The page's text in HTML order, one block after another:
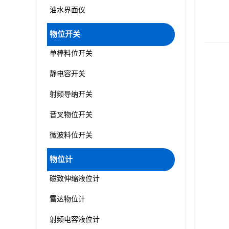
油水界面仪
物位开关
单棒料位开关
静电容开关
射频导纳开关
音叉物位开关
微波料位开关
物位计
磁致伸缩液位计
雷达物位计
射频电容液位计